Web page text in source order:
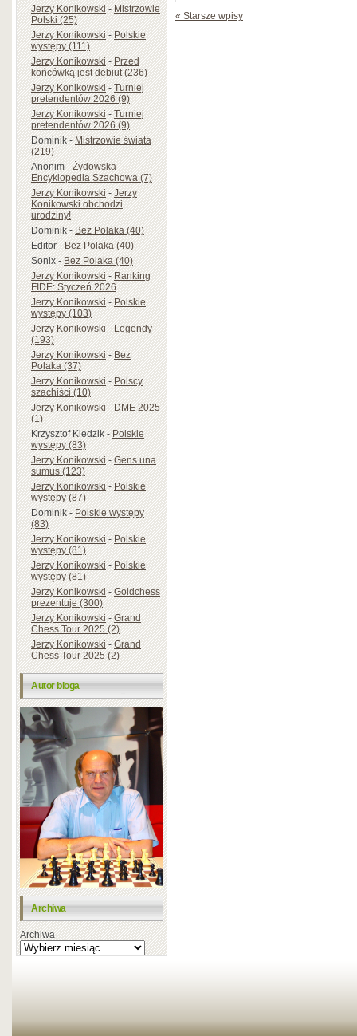
Jerzy Konikowski-Mistrzowie
Polski (25)
Jerzy Konikowski-Polskie
występy (111)
Jerzy Konikowski-Przed
końcówką jest debiut (236)
Jerzy Konikowski-Turniej
pretendentów 2026 (9)
Jerzy Konikowski-Turniej
pretendentów 2026 (9)
Dominik-Mistrzowie świata
(219)
Anonim-Żydowska
Encyklopedia Szachowa (7)
Jerzy Konikowski-Jerzy
Konikowski obchodzi
urodziny!
Dominik-Bez Polaka (40)
Editor-Bez Polaka (40)
Sonix-Bez Polaka (40)
Jerzy Konikowski-Ranking
FIDE: Styczeń 2026
Jerzy Konikowski-Polskie
występy (103)
Jerzy Konikowski-Legendy
(193)
Jerzy Konikowski-Bez
Polaka (37)
Jerzy Konikowski-Polscy
szachiści (10)
Jerzy Konikowski-DME 2025
(1)
Krzysztof Kledzik-Polskie
występy (83)
Jerzy Konikowski-Gens una
sumus (123)
Jerzy Konikowski-Polskie
występy (87)
Dominik-Polskie występy
(83)
Jerzy Konikowski-Polskie
występy (81)
Jerzy Konikowski-Polskie
występy (81)
Jerzy Konikowski-Goldchess
prezentuje (300)
Jerzy Konikowski-Grand
Chess Tour 2025 (2)
Jerzy Konikowski-Grand
Chess Tour 2025 (2)
Autor bloga
Archiwa
Archiwa
« Starsze wpisy